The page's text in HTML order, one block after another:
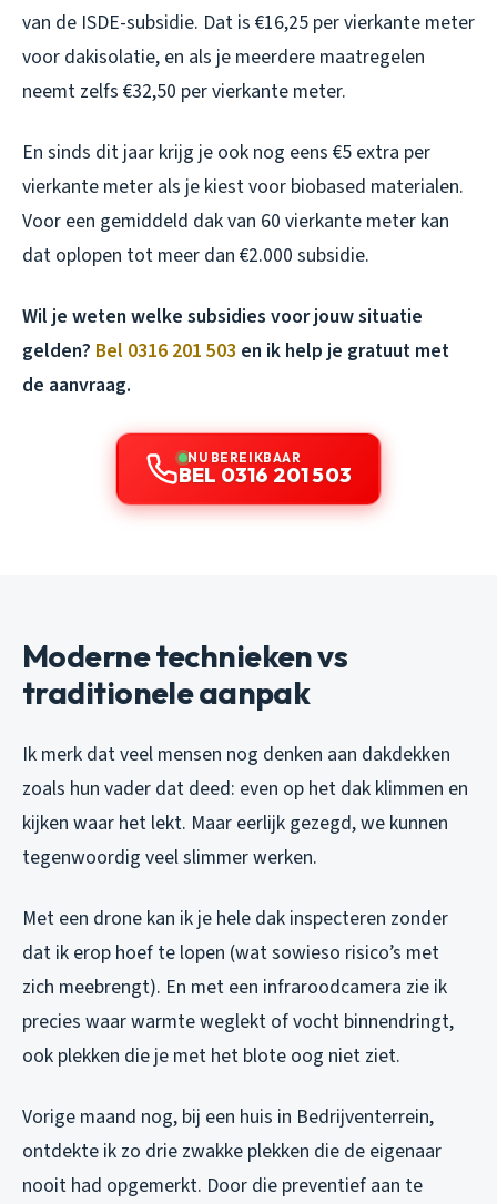
van de ISDE-subsidie. Dat is €16,25 per vierkante meter
voor dakisolatie, en als je meerdere maatregelen
neemt zelfs €32,50 per vierkante meter.
En sinds dit jaar krijg je ook nog eens €5 extra per
vierkante meter als je kiest voor biobased materialen.
Voor een gemiddeld dak van 60 vierkante meter kan
dat oplopen tot meer dan €2.000 subsidie.
Wil je weten welke subsidies voor jouw situatie
gelden? Bel 0316 201 503 en ik help je gratuut met
de aanvraag.
NU BEREIKBAAR
BEL 0316 201 503
Moderne technieken vs
traditionele aanpak
Ik merk dat veel mensen nog denken aan dakdekken
zoals hun vader dat deed: even op het dak klimmen en
kijken waar het lekt. Maar eerlijk gezegd, we kunnen
tegenwoordig veel slimmer werken.
Met een drone kan ik je hele dak inspecteren zonder
dat ik erop hoef te lopen (wat sowieso risico’s met
zich meebrengt). En met een infraroodcamera zie ik
precies waar warmte weglekt of vocht binnendringt,
ook plekken die je met het blote oog niet ziet.
Vorige maand nog, bij een huis in Bedrijventerrein,
ontdekte ik zo drie zwakke plekken die de eigenaar
nooit had opgemerkt. Door die preventief aan te